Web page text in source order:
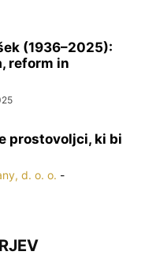
(1936–2025):
reform in
prostovoljci, ki bi
d. o. o. -